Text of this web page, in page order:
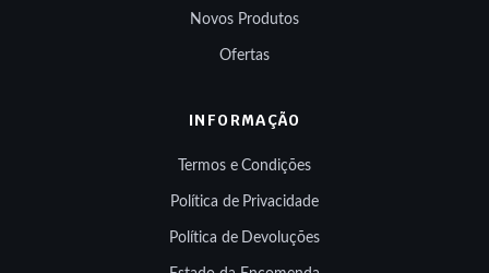
Novos Produtos
Ofertas
INFORMAÇÃO
Termos e Condições
Política de Privacidade
Política de Devoluções